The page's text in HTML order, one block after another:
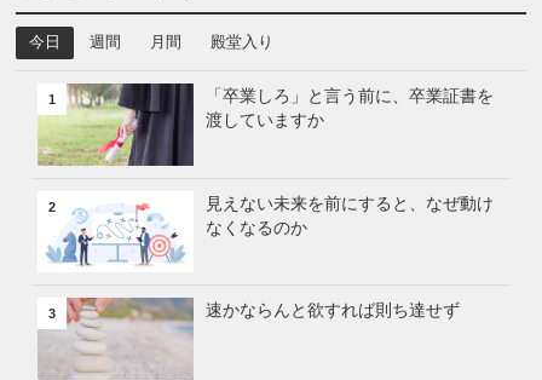
今日 週間 月間 殿堂入り
1
「卒業しろ」と言う前に、卒業証書を
渡していますか
2
見えない未来を前にすると、なぜ動け
なくなるのか
3 速かならんと欲すれば則ち達せず